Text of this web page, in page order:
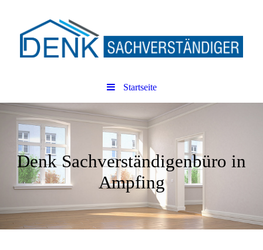
Startseite
Denk Sachver­ständigen­büro in
Ampfing